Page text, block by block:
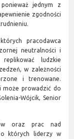
jednym z
zgodności
pracodawca
neutralności i
ludzkie
w zależności
i trenowane.
może prowadzić do
Wójcik, Senior
oraz prac nad
o których liderzy w